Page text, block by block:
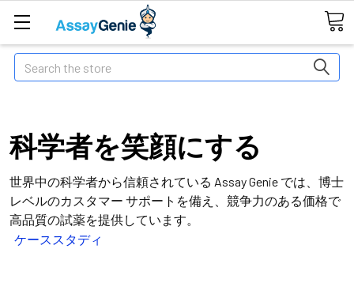
Search
科学者を笑顔にする
世界中の科学者から信頼されている Assay Genie では、博士
レベルのカスタマー サポートを備え、競争力のある価格で
高品質の試薬を提供しています。
ケーススタディ